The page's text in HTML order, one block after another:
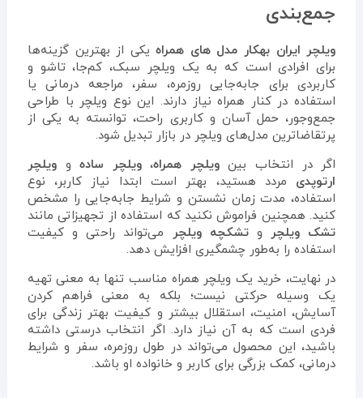
جمع‌بندی
ویلچر ایران بهکار مدل های همراهیکی از بهترین گزینه‌ها
برای افرادی است که به یک ویلچر سبک، کم‌جا، تاشو و
کاربردی برای جابه‌جایی روزمره، سفر، مراجعه درمانی یا
استفاده در کنار همراه نیاز دارند. این نوع ویلچر با طراحی
جمع‌وجور، حمل آسان و کاربری راحت، توانسته به یکی از
پرتقاضاترین مدل‌های ویلچر در بازار تبدیل شود.
اگر در انتخاب بینویلچر همراه،ویلچر سادهوویلچر
ارتوپدی مردد هستید، بهتر است ابتدا نیاز کاربر، نوع
استفاده، مدت زمان نشستن و شرایط جابه‌جایی را مشخص
کنید. همچنین فراموش نکنید که استفاده از تجهیزاتی مانند
تشک ویلچر وتشکچه ویلچر
می‌تواند راحتی و کیفیت
استفاده را به‌طور چشمگیری افزایش دهد.
در نهایت، خرید یک ویلچر همراه مناسب تنها به معنی تهیه
یک وسیله حرکتی نیست؛ بلکه به معنی فراهم کردن
آسایش، امنیت، استقلال بیشتر و کیفیت بهتر زندگی برای
فردی است که به آن نیاز دارد. اگر انتخاب درستی داشته
باشید، این محصول می‌تواند در طول روزمره، سفر و شرایط
درمانی، کمک بزرگی برای کاربر و خانواده او باشد.